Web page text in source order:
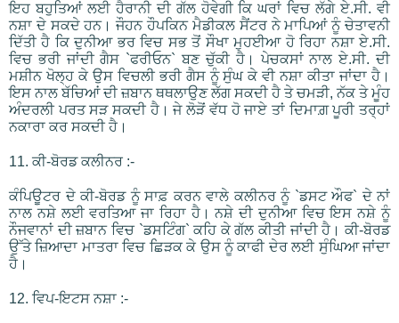
ਇਹ ਬਹੁਤਿਆਂ ਲਈ ਹੈਰਾਨੀ ਦੀ ਗੱਲ ਹੋਵੇਗੀ ਕਿ ਘਰਾਂ ਵਿਚ ਲੱਗੇ ਏ.ਸੀ. ਵੀ
ਨਸ਼ਾ ਦੇ ਸਕਦੇ ਹਨ। ਜੌਹਨ ਹੌਪਕਿਨ ਮੈਡੀਕਲ ਸੈਂਟਰ ਨੇ ਮਾਪਿਆਂ ਨੂੰ ਚੇਤਾਵਨੀ
ਦਿੱਤੀ ਹੈ ਕਿ ਦੁਨੀਆ ਭਰ ਵਿਚ ਸਭ ਤੋਂ ਸੌਖਾ ਮੁਹਈਆ ਹੋ ਰਿਹਾ ਨਸ਼ਾ ਏ.ਸੀ.
ਵਿਚ ਭਰੀ ਜਾਂਦੀ ਗੈਸ `ਫਰੀਓਨ` ਬਣ ਚੁੱਕੀ ਹੈ। ਪੇਚਕਸਾਂ ਨਾਲ ਏ.ਸੀ. ਦੀ
ਮਸ਼ੀਨ ਖੋਲ੍ਹ ਕੇ ਉਸ ਵਿਚਲੀ ਭਰੀ ਗੈਸ ਨੂੰ ਸੁੰਘ ਕੇ ਵੀ ਨਸ਼ਾ ਕੀਤਾ ਜਾਂਦਾ ਹੈ।
ਇਸ ਨਾਲ ਬੱਚਿਆਂ ਦੀ ਜ਼ਬਾਨ ਥਥਲਾਉਣ ਲੱਗ ਸਕਦੀ ਹੈ ਤੇ ਚਮੜੀ, ਨੱਕ ਤੇ ਮੂੰਹ
ਅੰਦਰਲੀ ਪਰਤ ਸੜ ਸਕਦੀ ਹੈ। ਜੇ ਲੋੜੋਂ ਵੱਧ ਹੋ ਜਾਏ ਤਾਂ ਦਿਮਾਗ਼ ਪੂਰੀ ਤਰ੍ਹਾਂ
ਨਕਾਰਾ ਕਰ ਸਕਦੀ ਹੈ।
11. ਕੀ-ਬੋਰਡ ਕਲੀਨਰ :-
ਕੰਪਿਊਟਰ ਦੇ ਕੀ-ਬੋਰਡ ਨੂੰ ਸਾਫ਼ ਕਰਨ ਵਾਲੇ ਕਲੀਨਰ ਨੂੰ `ਡਸਟ ਔਫ` ਦੇ ਨਾਂ
ਨਾਲ ਨਸ਼ੇ ਲਈ ਵਰਤਿਆ ਜਾ ਰਿਹਾ ਹੈ। ਨਸ਼ੇ ਦੀ ਦੁਨੀਆ ਵਿਚ ਇਸ ਨਸ਼ੇ ਨੂੰ
ਨੌਜਵਾਨਾਂ ਦੀ ਜ਼ਬਾਨ ਵਿਚ `ਡਸਟਿੰਗ` ਕਹਿ ਕੇ ਗੱਲ ਕੀਤੀ ਜਾਂਦੀ ਹੈ। ਕੀ-ਬੋਰਡ
ਉੱਤੇ ਜ਼ਿਆਦਾ ਮਾਤਰਾ ਵਿਚ ਛਿੜਕ ਕੇ ਉਸ ਨੂੰ ਕਾਫੀ ਦੇਰ ਲਈ ਸੁੰਘਿਆ ਜਾਂਦਾ
ਹੈ।
12. ਵਿਪ-ਇਟਸ ਨਸ਼ਾ :-